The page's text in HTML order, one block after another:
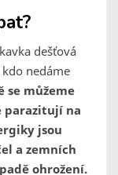
dešťová
nedáme
se můžeme
parazitují na
jsou
a zemních
ohrožení.